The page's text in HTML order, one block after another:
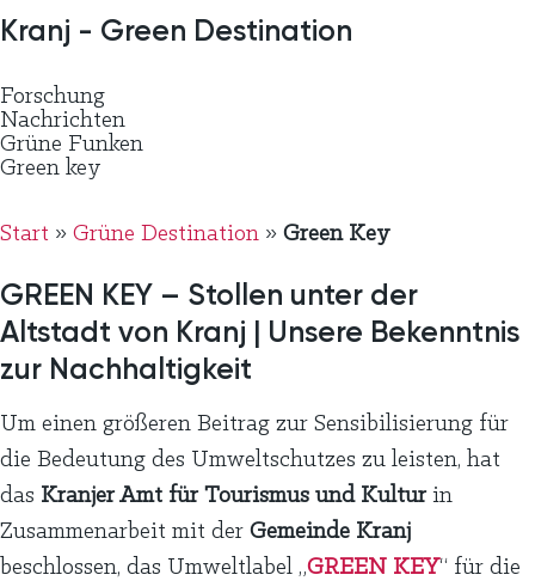
Kranj - Green Destination
Forschung
Nachrichten
Grüne Funken
Green key
Start » Grüne Destination » Green Key
GREEN KEY – Stollen unter der
Altstadt von Kranj | Unsere Bekenntnis
zur Nachhaltigkeit
Um einen größeren Beitrag zur Sensibilisierung für
die Bedeutung des Umweltschutzes zu leisten, hat
das Kranjer Amt für Tourismus und Kulturin
Zusammenarbeit mit der Gemeinde Kranj
beschlossen, das Umweltlabel „GREEN KEY“ für die